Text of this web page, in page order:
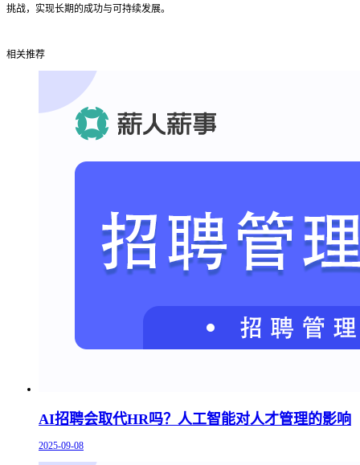
挑战，实现长期的成功与可持续发展。
相关推荐
AI招聘会取代HR吗？人工智能对人才管理的影响
2025-09-08